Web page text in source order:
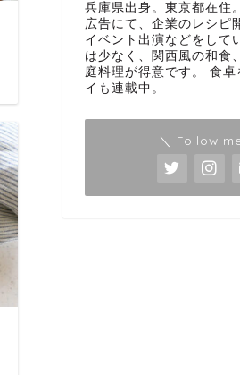
兵庫県出身。東京都在住
広告にて、企業のレシピ
イベント出演などをして
は少なく、関西風の和食
庭料理が得意です。 食卓
イも連載中。
＼ Follow